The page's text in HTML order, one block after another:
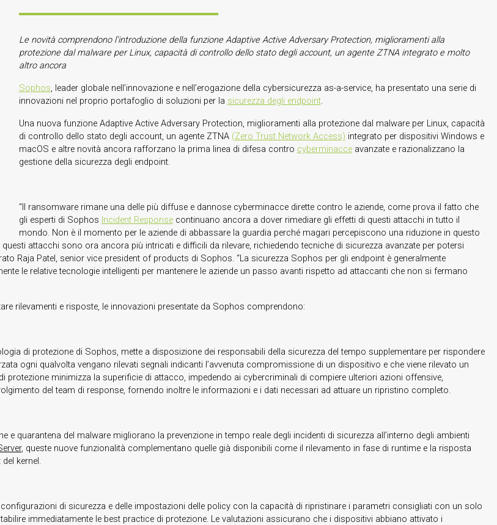
Le novità comprendono l’introduzione della funzione Adaptive Active Adversary Protection, miglioramenti alla
protezione dal malware per Linux, capacità di controllo dello stato degli account, un agente ZTNA integrato e molto
altro ancora
Sophos, leader globale nell’innovazione e nell’erogazione della cybersicurezza as-a-service, ha presentato una serie di
innovazioni nel proprio portafoglio di soluzioni per la sicurezza degli endpoint.
Una nuova funzione Adaptive Active Adversary Protection, miglioramenti alla protezione dal malware per Linux, capacità
di controllo dello stato degli account, un agente ZTNA (Zero Trust Network Access) integrato per dispositivi Windows e
macOS e altre novità ancora rafforzano la prima linea di difesa contro cyberminacceavanzate e razionalizzano la
gestione della sicurezza degli endpoint.
“Il ransomware rimane una delle più diffuse e dannose cyberminacce dirette contro le aziende, come prova il fatto che
gli esperti di Sophos Incident Responsecontinuano ancora a dover rimediare gli effetti di questi attacchi in tutto il
mondo. Non è il momento per le aziende di abbassare la guardia perché magari percepiscono una riduzione in questo
attacchi sono ora ancora più intricati e difficili da rilevare, richiedendo tecniche di sicurezza avanzate per potersi
Raja Patel, senior vice president of products di Sophos. “La sicurezza Sophos per gli endpoint è generalmente
le relative tecnologie intelligenti per mantenere le aziende un passo avanti rispetto ad attaccanti che non si fermano
rilevamenti e risposte, le innovazioni presentate da Sophos comprendono:
di protezione di Sophos, mette a disposizione dei responsabili della sicurezza del tempo supplementare per rispondere
ogni qualvolta vengano rilevati segnali indicanti l’avvenuta compromissione di un dispositivo e che viene rilevato un
minimizza la superificie di attacco, impedendo ai cybercriminali di compiere ulteriori azioni offensive,
del team di response, fornendo inoltre le informazioni e i dati necessari ad attuare un ripristino completo.
e quarantena del malware migliorano la prevenzione in tempo reale degli incidenti di sicurezza all’interno degli ambienti
, queste nuove funzionalità complementano quelle già disponibili come il rilevamento in fase di runtime e la risposta
kernel.
di sicurezza e delle impostazioni delle policy con la capacità di ripristinare i parametri consigliati con un solo
immediatamente le best practice di protezione. Le valutazioni assicurano che i dispositivi abbiano attivato i